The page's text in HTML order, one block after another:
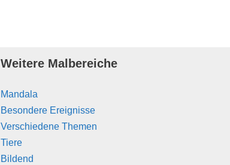
Weitere Malbereiche
Mandala
Besondere Ereignisse
Verschiedene Themen
Tiere
Bildend